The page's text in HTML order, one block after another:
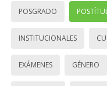
POSGRADO
INSTITUCIONALES
EXÁMENES GÉNERO